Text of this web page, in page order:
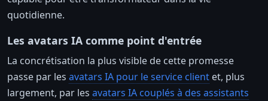
quotidienne.
Les avatars IA comme point d'entrée
La concrétisation la plus visible de cette promesse
passe par les avatars IA pour le service client et, plus
largement, par les avatars IA couplés à des assistants